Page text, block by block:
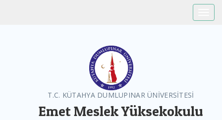
T.C. KÜTAHYA DUMLUPINAR ÜNİVERSİTESİ
Emet Meslek Yüksekokulu